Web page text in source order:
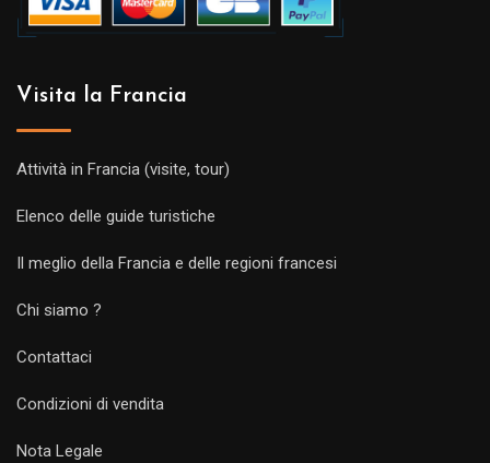
Visita la Francia
Attività in Francia (visite, tour)
Elenco delle guide turistiche
Il meglio della Francia e delle regioni francesi
Chi siamo ?
Contattaci
Condizioni di vendita
Nota Legale